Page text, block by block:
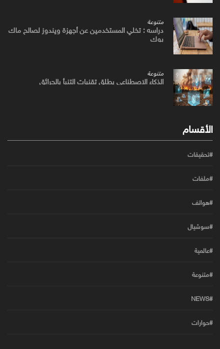
متنوعة
دراسه : تخلي المستخدمين عن أجهزة ويندوز لصالح ماك
بوك
متنوعة
الذكاء الاصطناعي يطلق تقنيات التنبأ بالحرائق
الأقسام
#تحقيقات
#ملفات
#هواتف
#سوشيال
#عالمية
#متنوعة
#NEWS
#حوارات